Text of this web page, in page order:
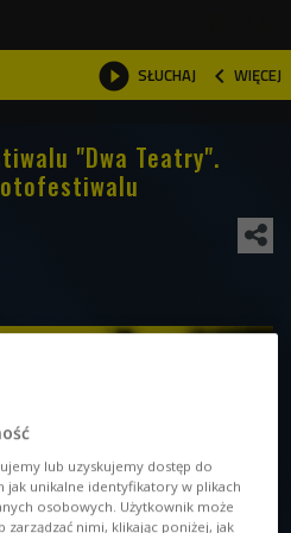
 SŁUCHAJ  WIĘCEJ

"Dwa Teatry".
lub uzyskujemy dostęp do
jak unikalne identyfikatory w plikach
osobowych. Użytkownik może
nimi, klikając poniżej, jak